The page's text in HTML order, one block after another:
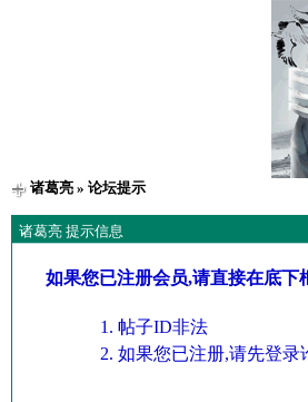
诸葛亮» 论坛提示
诸葛亮 提示信息
如果您已注册会员,请直接在底
帖子ID非法
如果您已注册,请先登录